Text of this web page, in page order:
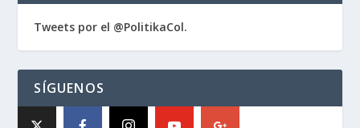
Tweets por el @PolitikaCol.
SÍGUENOS